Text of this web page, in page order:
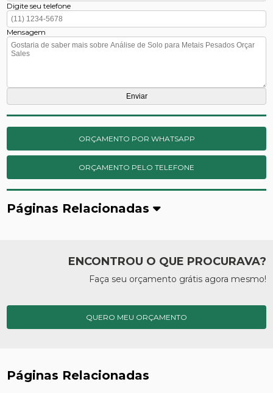
Digite seu telefone
Mensagem
ORÇAMENTO POR WHATSAPP
ORÇAMENTO PELO TELEFONE
Páginas Relacionadas
ENCONTROU O QUE PROCURAVA?
Faça seu orçamento grátis agora mesmo!
QUERO MEU ORÇAMENTO
Páginas Relacionadas